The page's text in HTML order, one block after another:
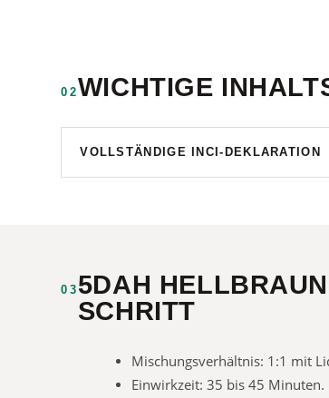
02WICHTIGE
VOLLSTÄNDIGE INCI-DEKLARATION
03 5DAH
SCHRITT
Mischungsverhältnis: 1:1 mit
Einwirkzeit: 35 bis 45 Minuten.